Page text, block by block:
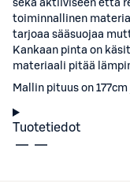
sekä aktiiviseen että
toiminnallinen
tarjoaa sääsuojaa
Kankaan pinta on
materiaali pitää
Mallin pituus on
Tuotetiedot